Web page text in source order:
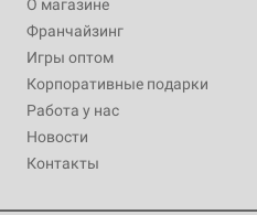
О магазине
Франчайзинг
Игры оптом
Корпоративные подарки
Работа у нас
Новости
Контакты